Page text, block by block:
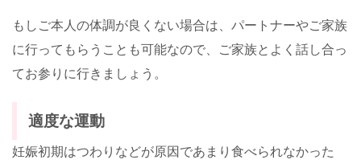
もしご本人の体調が良くない場合は、パートナーやご家族
に行ってもらうことも可能なので、ご家族とよく話し合っ
てお参りに行きましょう。
適度な運動
妊娠初期はつわりなどが原因であまり食べられなかった